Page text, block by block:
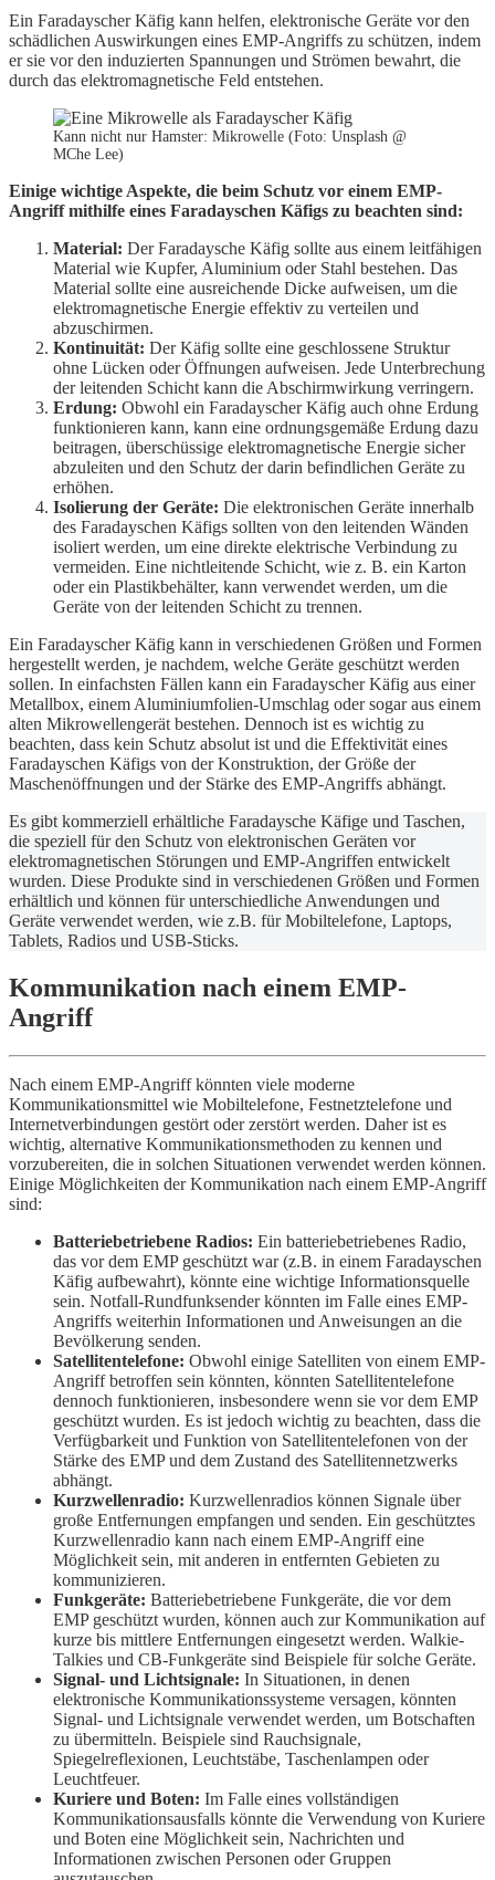
Ein Faradayscher Käfig kann helfen, elektronische Geräte vor den
schädlichen Auswirkungen eines EMP-Angriffs zu schützen, indem
er sie vor den induzierten Spannungen und Strömen bewahrt, die
durch das elektromagnetische Feld entstehen.
Kann nicht nur Hamster: Mikrowelle (Foto: Unsplash @
MChe Lee)
Einige wichtige Aspekte, die beim Schutz vor einem EMP-
Angriff mithilfe eines Faradayschen Käfigs zu beachten sind:
Material: Der Faradaysche Käfig sollte aus einem leitfähigen
Material wie Kupfer, Aluminium oder Stahl bestehen. Das
Material sollte eine ausreichende Dicke aufweisen, um die
elektromagnetische Energie effektiv zu verteilen und
abzuschirmen.
Kontinuität: Der Käfig sollte eine geschlossene Struktur
ohne Lücken oder Öffnungen aufweisen. Jede Unterbrechung
der leitenden Schicht kann die Abschirmwirkung verringern.
Erdung: Obwohl ein Faradayscher Käfig auch ohne Erdung
funktionieren kann, kann eine ordnungsgemäße Erdung dazu
beitragen, überschüssige elektromagnetische Energie sicher
abzuleiten und den Schutz der darin befindlichen Geräte zu
erhöhen.
Isolierung der Geräte: Die elektronischen Geräte innerhalb
des Faradayschen Käfigs sollten von den leitenden Wänden
isoliert werden, um eine direkte elektrische Verbindung zu
vermeiden. Eine nichtleitende Schicht, wie z. B. ein Karton
oder ein Plastikbehälter, kann verwendet werden, um die
Geräte von der leitenden Schicht zu trennen.
Ein Faradayscher Käfig kann in verschiedenen Größen und Formen
hergestellt werden, je nachdem, welche Geräte geschützt werden
sollen. In einfachsten Fällen kann ein Faradayscher Käfig aus einer
Metallbox, einem Aluminiumfolien-Umschlag oder sogar aus einem
alten Mikrowellengerät bestehen. Dennoch ist es wichtig zu
beachten, dass kein Schutz absolut ist und die Effektivität eines
Faradayschen Käfigs von der Konstruktion, der Größe der
Maschenöffnungen und der Stärke des EMP-Angriffs abhängt.
Es gibt kommerziell erhältliche Faradaysche Käfige und Taschen,
die speziell für den Schutz von elektronischen Geräten vor
elektromagnetischen Störungen und EMP-Angriffen entwickelt
wurden. Diese Produkte sind in verschiedenen Größen und Formen
erhältlich und können für unterschiedliche Anwendungen und
Geräte verwendet werden, wie z.B. für Mobiltelefone, Laptops,
Tablets, Radios und USB-Sticks.
Kommunikation nach einem EMP-
Angriff
Nach einem EMP-Angriff könnten viele moderne
Kommunikationsmittel wie Mobiltelefone, Festnetztelefone und
Internetverbindungen gestört oder zerstört werden. Daher ist es
wichtig, alternative Kommunikationsmethoden zu kennen und
vorzubereiten, die in solchen Situationen verwendet werden können.
Einige Möglichkeiten der Kommunikation nach einem EMP-Angriff
sind:
Batteriebetriebene Radios: Ein batteriebetriebenes Radio,
das vor dem EMP geschützt war (z.B. in einem Faradayschen
Käfig aufbewahrt), könnte eine wichtige Informationsquelle
sein. Notfall-Rundfunksender könnten im Falle eines EMP-
Angriffs weiterhin Informationen und Anweisungen an die
Bevölkerung senden.
Satellitentelefone: Obwohl einige Satelliten von einem EMP-
Angriff betroffen sein könnten, könnten Satellitentelefone
dennoch funktionieren, insbesondere wenn sie vor dem EMP
geschützt wurden. Es ist jedoch wichtig zu beachten, dass die
Verfügbarkeit und Funktion von Satellitentelefonen von der
Stärke des EMP und dem Zustand des Satellitennetzwerks
abhängt.
Kurzwellenradio: Kurzwellenradios können Signale über
große Entfernungen empfangen und senden. Ein geschütztes
Kurzwellenradio kann nach einem EMP-Angriff eine
Möglichkeit sein, mit anderen in entfernten Gebieten zu
kommunizieren.
Funkgeräte: Batteriebetriebene Funkgeräte, die vor dem
EMP geschützt wurden, können auch zur Kommunikation auf
kurze bis mittlere Entfernungen eingesetzt werden. Walkie-
Talkies und CB-Funkgeräte sind Beispiele für solche Geräte.
Signal- und Lichtsignale: In Situationen, in denen
elektronische Kommunikationssysteme versagen, könnten
Signal- und Lichtsignale verwendet werden, um Botschaften
zu übermitteln. Beispiele sind Rauchsignale,
Spiegelreflexionen, Leuchtstäbe, Taschenlampen oder
Leuchtfeuer.
Kuriere und Boten: Im Falle eines vollständigen
Kommunikationsausfalls könnte die Verwendung von Kuriere
und Boten eine Möglichkeit sein, Nachrichten und
Informationen zwischen Personen oder Gruppen